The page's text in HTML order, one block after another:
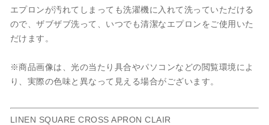
エプロンが汚れてしまっても洗濯機に入れて洗っていただける
ので、ザブザブ洗って、いつでも清潔なエプロンをご使用いた
だけます。
※商品画像は、光の当たり具合やパソコンなどの閲覧環境によ
り、実際の色味と異なって見える場合がございます。
LINEN SQUARE CROSS APRON CLAIR